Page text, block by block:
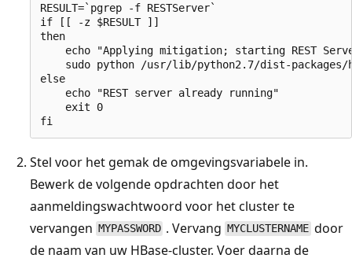
RESULT=`pgrep -f RESTServer`
if [[ -z $RESULT ]]
then
echo "Applying mitigation; starting REST
sudo python /usr/lib/python2.7/dist-
else
    echo "REST server already running"
    exit 0
Stel voor het gemak de omgevingsvariabele in.
Bewerk de volgende opdrachten door het
aanmeldingswachtwoord voor het cluster te
vervangen MYPASSWORD . Vervang MYCLUSTERNAME door
de naam van uw HBase-cluster. Voer daarna de